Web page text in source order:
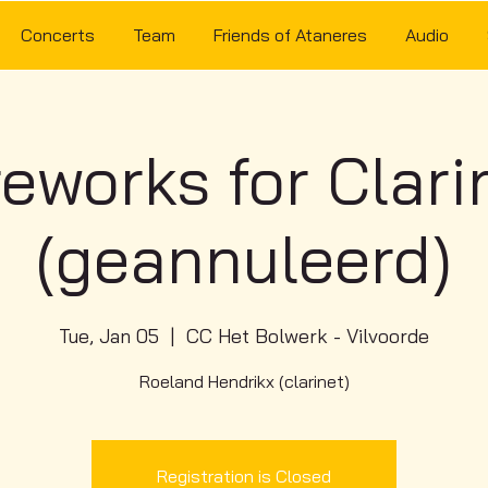
Concerts Team Friends of Ataneres Audio
for
(geannuleerd)
Tue, Jan 05
  |
CC Het Bolwerk - Vilvoorde
Roeland Hendrikx (clarinet)
Registration is Closed